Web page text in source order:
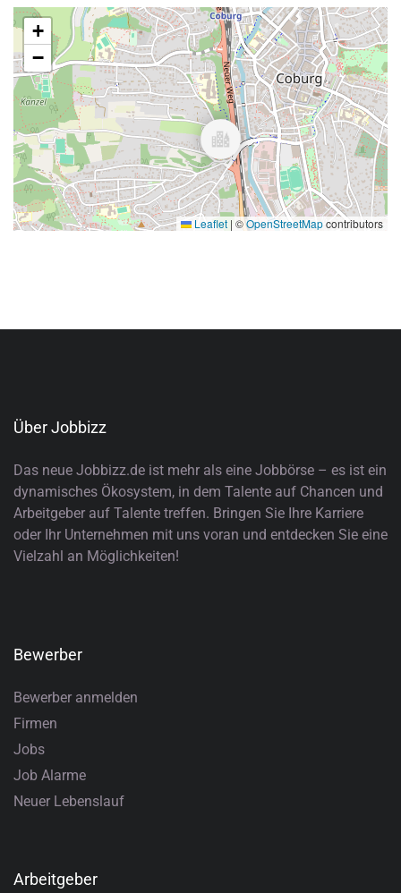
+
−
Leaflet | ©OpenStreetMapcontributors
Über Jobbizz
Das neue Jobbizz.de ist mehr als eine Jobbörse – es ist ein
dynamisches Ökosystem, in dem Talente auf Chancen und
Arbeitgeber auf Talente treffen. Bringen Sie Ihre Karriere
oder Ihr Unternehmen mit uns voran und entdecken Sie eine
Vielzahl an Möglichkeiten!
Bewerber
Bewerber anmelden
Firmen
Jobs
Job Alarme
Neuer Lebenslauf
Arbeitgeber